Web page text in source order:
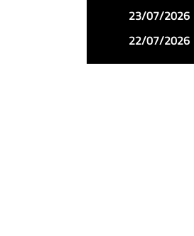
23/07/2026
22/07/2026